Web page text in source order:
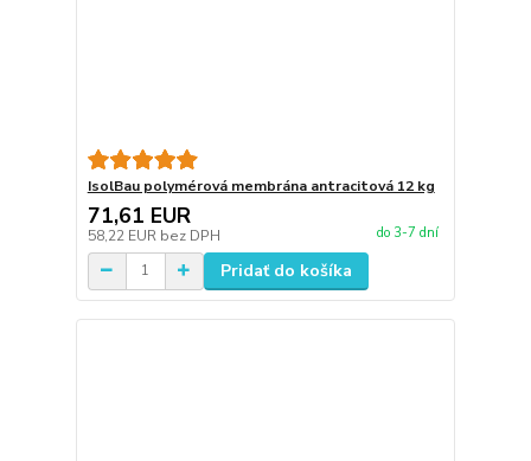
IsolBau polymérová membrána antracitová 12 kg
71,61 EUR
58,22 EUR bez DPH do 3-7 dní
Pridať do košíka